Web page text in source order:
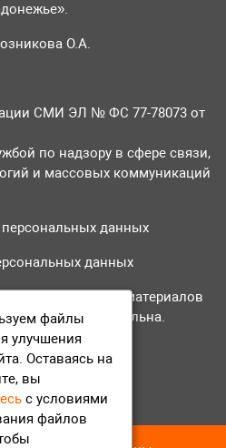
О.А.
СМИ ЭЛ № ФС 77-78073 от
по надзору в сфере связи,
и массовых коммуникаций
данных
данных
использовании материалов
на tvr24.tv обязательна.
файлы
улучшения
Оставаясь на
вы
с условиями
файлов